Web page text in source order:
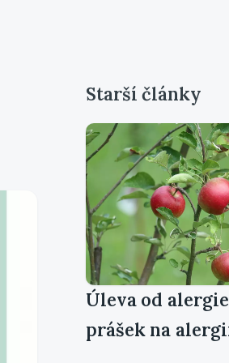
Starší články
Úleva od
prášek na